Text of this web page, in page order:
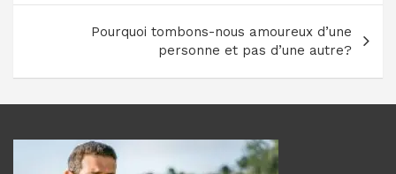
Pourquoi tombons-nous amoureux d’une
personne et pas d’une autre?